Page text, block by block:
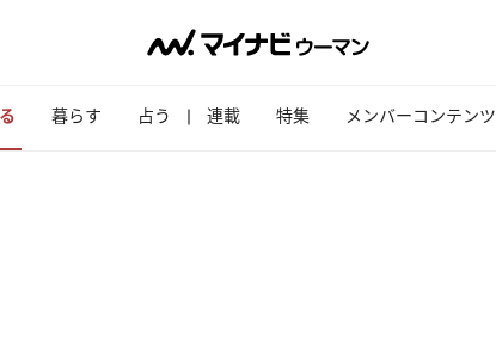
暮らす 占う 連載 特集 メンバーコンテンツ